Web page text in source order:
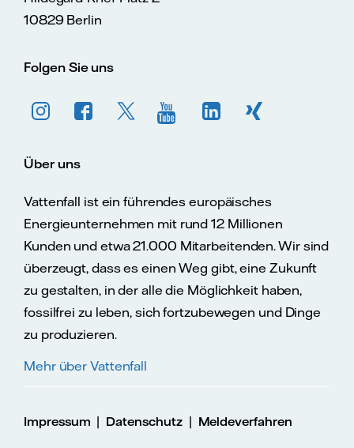
10829 Berlin
Folgen Sie uns
Über uns
Vattenfall ist ein führendes europäisches
Energieunternehmen mit rund 12 Millionen
Kunden und etwa 21.000 Mitarbeitenden. Wir sind
überzeugt, dass es einen Weg gibt, eine Zukunft
zu gestalten, in der alle die Möglichkeit haben,
fossilfrei zu leben, sich fortzubewegen und Dinge
zu produzieren.
Mehr über Vattenfall
Impressum | Datenschutz| Meldeverfahren